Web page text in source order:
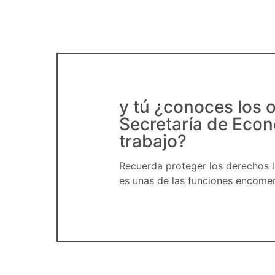
y tú ¿conoces los
Secretaría de
trabajo?
Recuerda proteger los derechos
es unas de las funciones